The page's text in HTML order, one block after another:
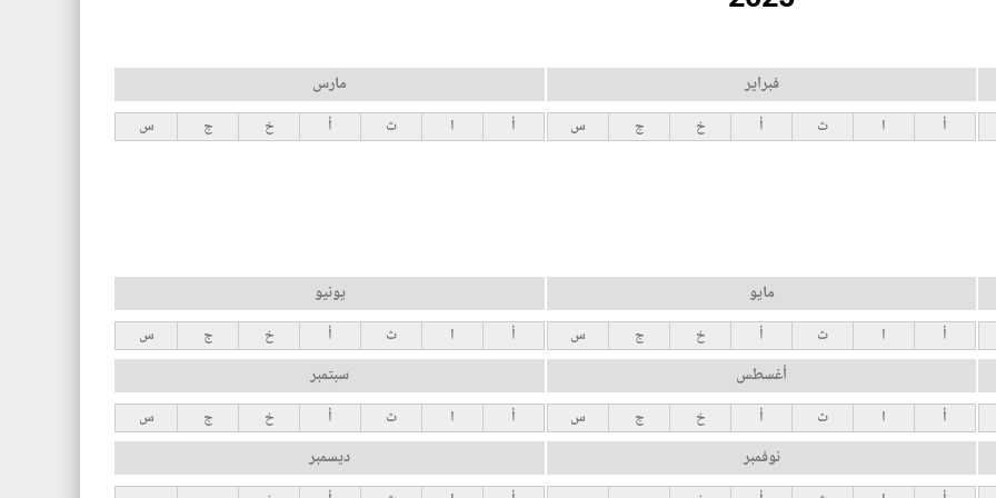
فبراير
أ ا ث أ خ ج س
مارس
أ ا ث أ خ ج س
مايو
أ ا ث أ خ ج س
يونيو
أ ا ث أ خ ج س
أغسطس
أ ا ث أ خ ج س
سبتمبر
أ ا ث أ خ ج س
نوفمبر ديسمبر